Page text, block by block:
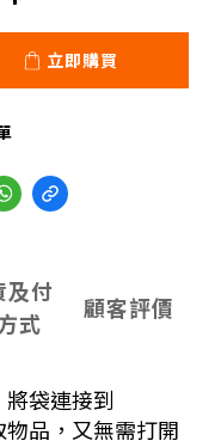
立即購買
及付
式
顧客評價
袋連接到
品，又無需打開